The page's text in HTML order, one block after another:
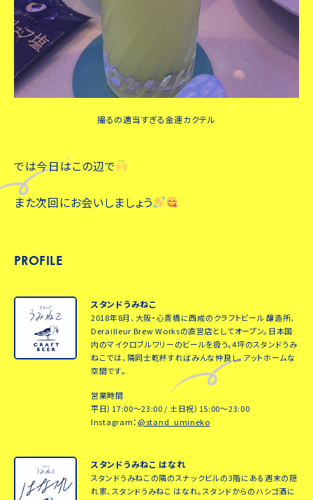
撮るの適当すぎる金運カクテル
では今日はこの辺で
また次回にお会いしましょう
PROFILE
スタンドうみねこ
2018年8月、大阪・心斎橋に西成のクラフトビール 醸造所、
Derailleur Brew Worksの直営店としてオープン。日本国
内のマイクロブルワリーのビールを扱う。4坪のスタンドうみ
ねこでは、隣同士乾杯すればみんな仲良し。アットホームな
空間です。
営業時間
平日）17:00～23:00 / 土日祝）15:00～23:00
Instagram： @stand_umineko
スタンドうみねこ はなれ
スタンドうみねこの隣のスナックビルの3階にある週末の隠
れ家、スタンドうみねこ はなれ。スタンドからのハシゴ酒に